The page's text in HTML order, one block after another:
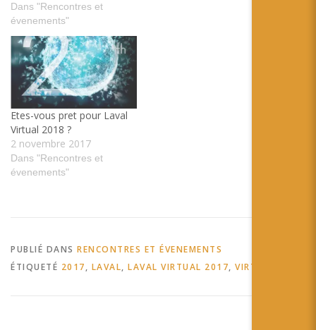
Dans "Rencontres et
évenements"
Etes-vous pret pour Laval
Virtual 2018 ?
2 novembre 2017
Dans "Rencontres et
évenements"
PUBLIÉ DANS RENCONTRES ET ÉVENEMENTS
ÉTIQUETÉ 2017, LAVAL, LAVAL VIRTUAL 2017, VIRTUAL